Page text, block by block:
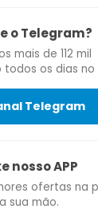
o Telegram?
mais de 112 mil
todos os dias no
Telegram
nosso APP
ofertas na
sua mão.